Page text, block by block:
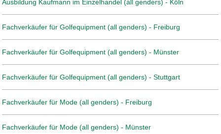
Ausbildung Kaufmann im Einzelhandel (all genders) - Köln
Fachverkäufer für Golfequipment (all genders) - Freiburg
Fachverkäufer für Golfequipment (all genders) - Münster
Fachverkäufer für Golfequipment (all genders) - Stuttgart
Fachverkäufer für Mode (all genders) - Freiburg
Fachverkäufer für Mode (all genders) - Münster